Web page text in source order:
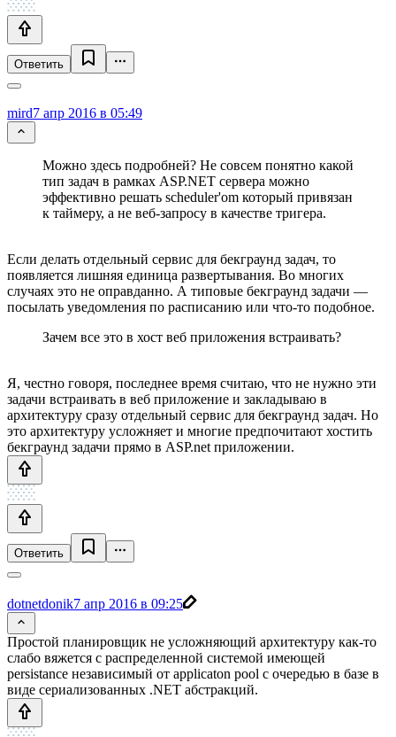
Ответить
mird7 апр 2016 в 05:49
Можно здесь подробней? Не совсем понятно какой
тип задач в рамках ASP.NET сервера можно
эффективно решать scheduler'om который привязан
к таймеру, а не веб-запросу в качестве тригера.
Если делать отдельный сервис для бекграунд задач, то
появляется лишняя единица развертывания. Во многих
случаях это не оправданно. А типовые бекграунд задачи —
посылать уведомления по расписанию или что-то подобное.
Зачем все это в хост веб приложения встраивать?
Я, честно говоря, последнее время считаю, что не нужно эти
задачи встраивать в веб приложение и закладываю в
архитектуру сразу отдельный сервис для бекграунд задач. Но
это архитектуру усложняет и многие предпочитают хостить
бекграунд задачи прямо в ASP.net приложении.
Ответить
dotnetdonik7 апр 2016 в 09:25
Простой планировщик не усложняющий архитектуру как-то
слабо вяжется с распределенной системой имеющей
persistance независимый от applicaton pool с очередью в базе в
виде сериализованных .NET абстракций.